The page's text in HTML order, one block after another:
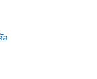
ล